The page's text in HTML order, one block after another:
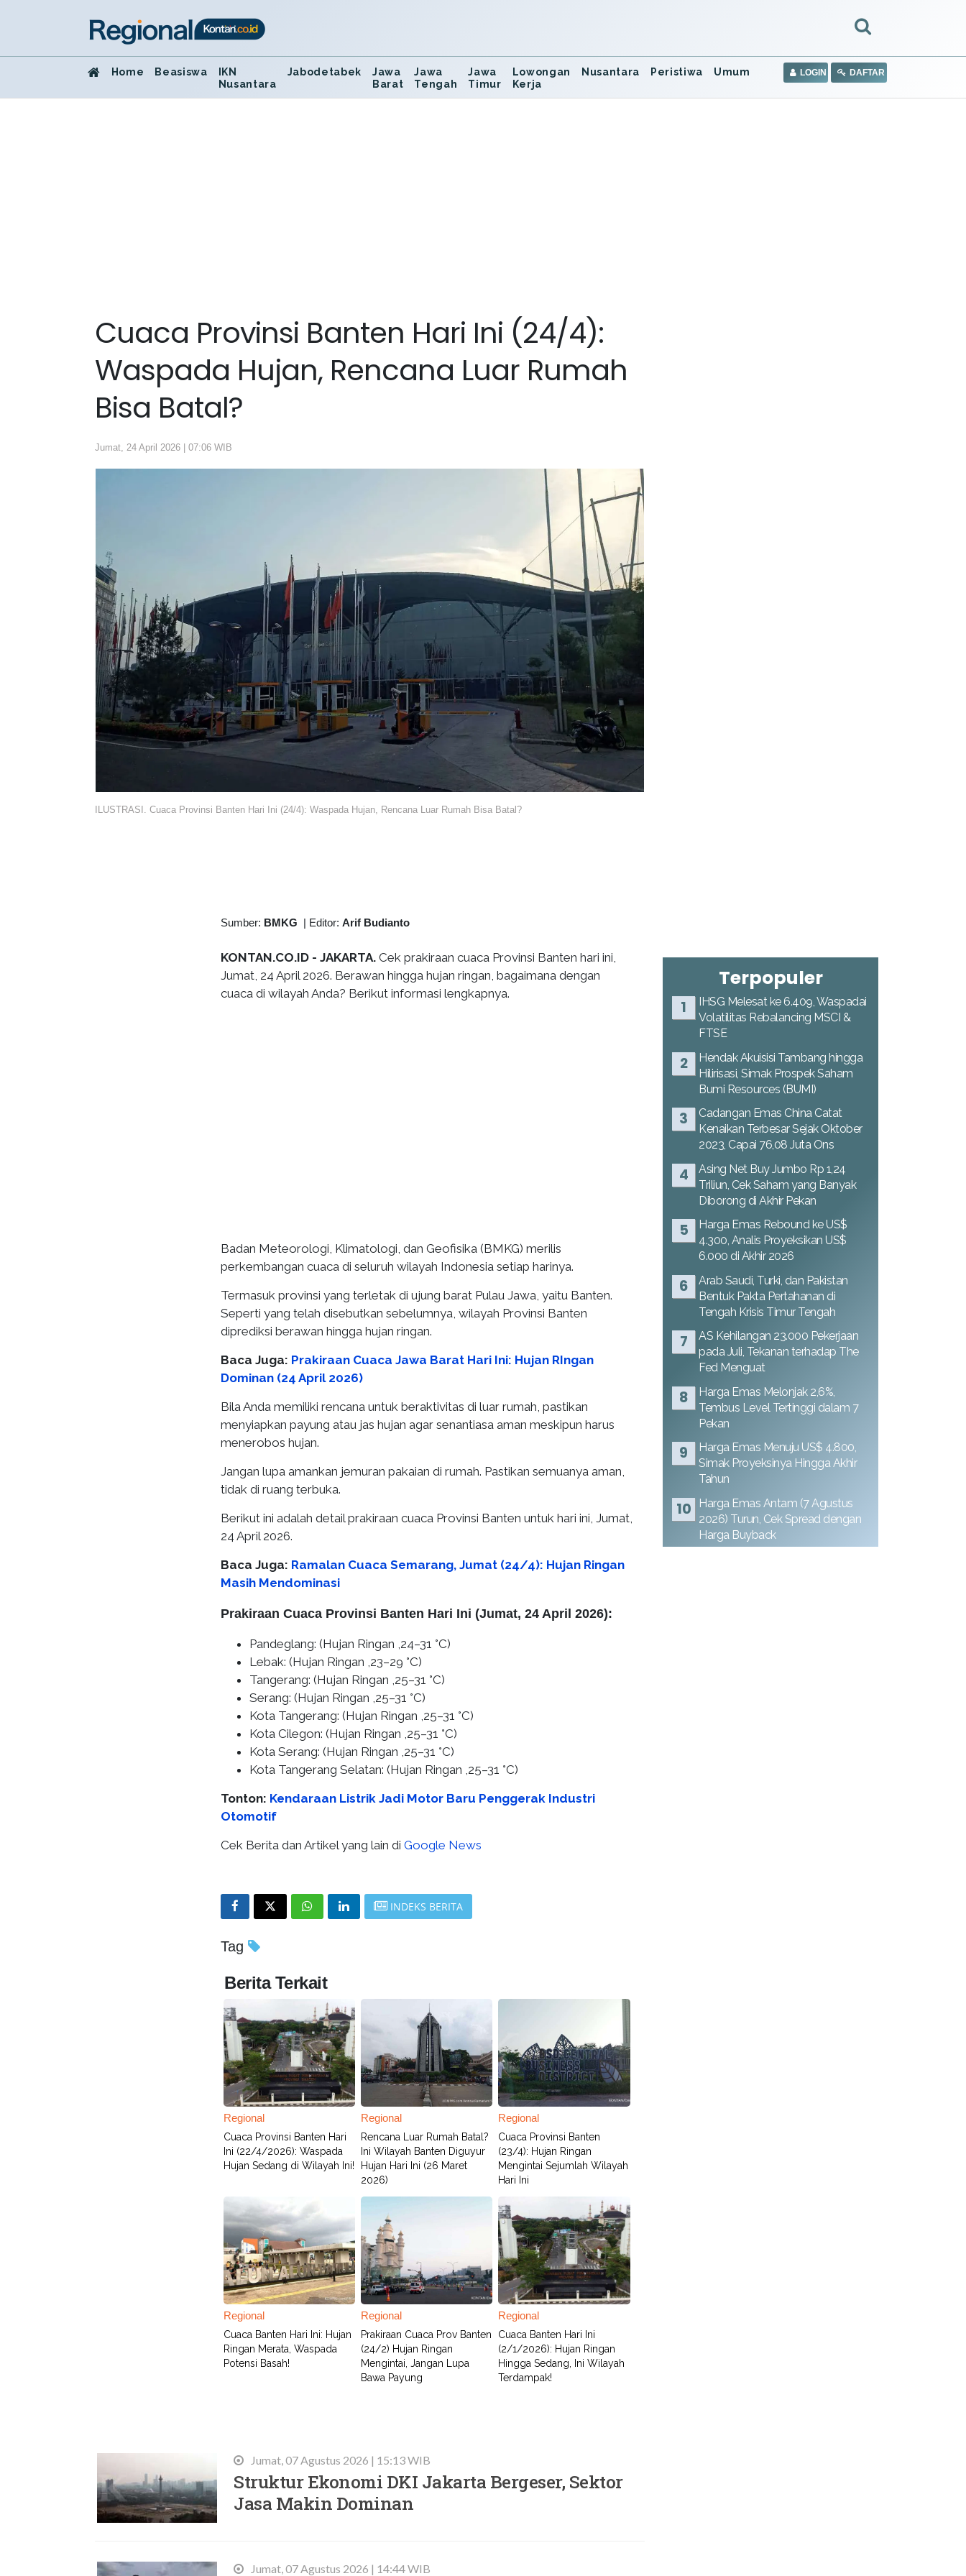
Home Beasiswa
IKN
Nusantara
Jabodetabek
Jawa
Barat
Jawa
Tengah
Jawa
Timur
Lowongan
Kerja
Nusantara Peristiwa Umum LOGIN DAFTAR
Cuaca Provinsi Banten Hari Ini (24/4):
Waspada Hujan, Rencana Luar Rumah
Bisa Batal?
Jumat, 24 April 2026 | 07:06 WIB
ILUSTRASI. Cuaca Provinsi Banten Hari Ini (24/4): Waspada Hujan, Rencana Luar Rumah Bisa Batal?
Sumber: BMKG | Editor: Arif Budianto
KONTAN.CO.ID - JAKARTA. Cek prakiraan cuaca Provinsi Banten hari ini,
Jumat, 24 April 2026. Berawan hingga hujan ringan, bagaimana dengan
cuaca di wilayah Anda? Berikut informasi lengkapnya.
Badan Meteorologi, Klimatologi, dan Geofisika (BMKG) merilis
perkembangan cuaca di seluruh wilayah Indonesia setiap harinya.
Termasuk provinsi yang terletak di ujung barat Pulau Jawa, yaitu Banten.
Seperti yang telah disebutkan sebelumnya, wilayah Provinsi Banten
diprediksi berawan hingga hujan ringan.
Baca Juga: Prakiraan Cuaca Jawa Barat Hari Ini: Hujan RIngan
Dominan (24 April 2026)
Bila Anda memiliki rencana untuk beraktivitas di luar rumah, pastikan
menyiapkan payung atau jas hujan agar senantiasa aman meskipun harus
menerobos hujan.
Jangan lupa amankan jemuran pakaian di rumah. Pastikan semuanya aman,
tidak di ruang terbuka.
Berikut ini adalah detail prakiraan cuaca Provinsi Banten untuk hari ini, Jumat,
24 April 2026.
Baca Juga: Ramalan Cuaca Semarang, Jumat (24/4): Hujan Ringan
Masih Mendominasi
Prakiraan Cuaca Provinsi Banten Hari Ini (Jumat, 24 April 2026):
Pandeglang: (Hujan Ringan ,24–31 °C)
Lebak: (Hujan Ringan ,23–29 °C)
Tangerang: (Hujan Ringan ,25–31 °C)
Serang: (Hujan Ringan ,25–31 °C)
Kota Tangerang: (Hujan Ringan ,25–31 °C)
Kota Cilegon: (Hujan Ringan ,25–31 °C)
Kota Serang: (Hujan Ringan ,25–31 °C)
Kota Tangerang Selatan: (Hujan Ringan ,25–31 °C)
Tonton: Kendaraan Listrik Jadi Motor Baru Penggerak Industri
Otomotif
Cek Berita dan Artikel yang lain di Google News
INDEKS BERITA
Tag
Berita Terkait
Regional
Cuaca Provinsi Banten Hari
Ini (22/4/2026): Waspada
Hujan Sedang di Wilayah Ini!
Regional
Rencana Luar Rumah Batal?
Ini Wilayah Banten Diguyur
Hujan Hari Ini (26 Maret
2026)
Regional
Cuaca Provinsi Banten
(23/4): Hujan Ringan
Mengintai Sejumlah Wilayah
Hari Ini
Regional
Cuaca Banten Hari Ini: Hujan
Ringan Merata, Waspada
Potensi Basah!
Regional
Prakiraan Cuaca Prov Banten
(24/2) Hujan Ringan
Mengintai, Jangan Lupa
Bawa Payung
Regional
Cuaca Banten Hari Ini
(2/1/2026): Hujan Ringan
Hingga Sedang, Ini Wilayah
Terdampak!
Jumat, 07 Agustus 2026 | 15:13 WIB
Struktur Ekonomi DKI Jakarta Bergeser, Sektor
Jasa Makin Dominan
Jumat, 07 Agustus 2026 | 14:44 WIB
Terpopuler
IHSG Melesat ke 6.409, Waspadai
Volatilitas Rebalancing MSCI &
FTSE
Hendak Akuisisi Tambang hingga
Hilirisasi, Simak Prospek Saham
Bumi Resources (BUMI)
Cadangan Emas China Catat
Kenaikan Terbesar Sejak Oktober
2023, Capai 76,08 Juta Ons
Asing Net Buy Jumbo Rp 1,24
Triliun, Cek Saham yang Banyak
Diborong di Akhir Pekan
Harga Emas Rebound ke US$
4.300, Analis Proyeksikan US$
6.000 di Akhir 2026
Arab Saudi, Turki, dan Pakistan
Bentuk Pakta Pertahanan di
Tengah Krisis Timur Tengah
AS Kehilangan 23.000 Pekerjaan
pada Juli, Tekanan terhadap The
Fed Menguat
Harga Emas Melonjak 2,6%,
Tembus Level Tertinggi dalam 7
Pekan
Harga Emas Menuju US$ 4.800,
Simak Proyeksinya Hingga Akhir
Tahun
Harga Emas Antam (7 Agustus
2026) Turun, Cek Spread dengan
Harga Buyback